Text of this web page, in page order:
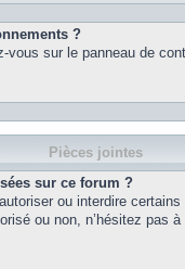
?
vous sur le panneau de
Pièces jointes
sur ce forum ?
ou interdire
ou non, n’hésitez pas